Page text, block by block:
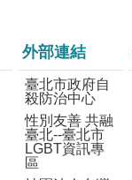
外部連結
臺北市政府自
殺防治中心
性別友善 共融
臺北--臺北市
LGBT資訊專
區